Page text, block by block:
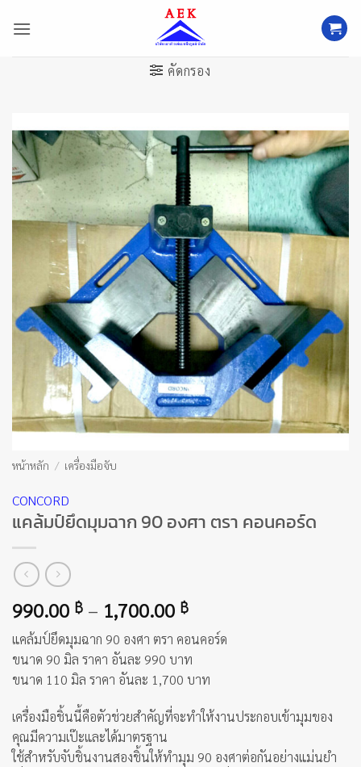
คัดกรอง
หน้าหลัก / เครื่องมือจับ
CONCORD
แคล้มป์ยึดมุมฉาก 90 องศา ตรา คอนคอร์ด
990.00 ฿ – 1,700.00 ฿Price
range:
990.00 ฿
through
1,700.00 ฿
แคล้มป์ยึดมุมฉาก 90 องศา ตรา คอนคอร์ด
ขนาด 90 มิล ราคา อันละ 990 บาท
ขนาด 110 มิล ราคา อันละ 1,700 บาท
เครื่องมือชิ้นนี้คือตัวช่วยสำคัญที่จะทำให้งานประกอบเข้ามุมของ
คุณมีความเป๊ะและได้มาตรฐาน
ใช้สำหรับจับชิ้นงานสองชิ้นให้ทำมุม 90 องศาต่อกันอย่างแม่นยำ